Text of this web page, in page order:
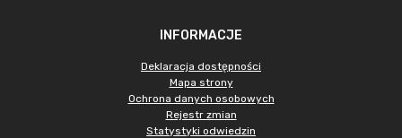
INFORMACJE
Deklaracja dostępności
Mapa strony
Ochrona danych osobowych
Rejestr zmian
Statystyki odwiedzin